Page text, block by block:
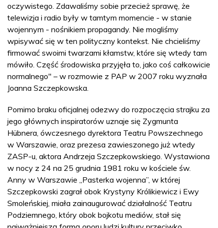
oczywistego. Zdawaliśmy sobie przecież sprawę, że
telewizja i radio były w tamtym momencie - w stanie
wojennym - nośnikiem propagandy. Nie mogliśmy
wpisywać się w ten polityczny kontekst. Nie chcieliśmy
firmować swoimi twarzami kłamstw, które się wtedy tam
mówiło. Część środowiska przyjęła to, jako coś całkowicie
normalnego" – w rozmowie z PAP w 2007 roku wyznała
Joanna Szczepkowska.
Pomimo braku oficjalnej odezwy do rozpoczęcia strajku za
jego głównych inspiratorów uznaje się Zygmunta
Hübnera, ówczesnego dyrektora Teatru Powszechnego
w Warszawie, oraz prezesa zawieszonego już wtedy
ZASP-u, aktora Andrzeja Szczepkowskiego. Wystawiona
w nocy z 24 na 25 grudnia 1981 roku w kościele św.
Anny w Warszawie „Pasterka wojenna”, w której
Szczepkowski zagrał obok Krystyny Królikiewicz i Ewy
Smoleńskiej, miała zainaugurować działalność Teatru
Podziemnego, który obok bojkotu mediów, stał się